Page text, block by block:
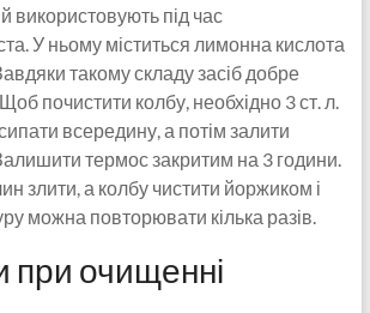
використовують під час
У ньому міститься лимонна кислота
такому складу засіб добре
почистити колбу, необхідно 3 ст. л.
всередину, а потім залити
термос закритим на 3 години.
злити, а колбу чистити йоржиком і
можна повторювати кілька разів.
при очищенні